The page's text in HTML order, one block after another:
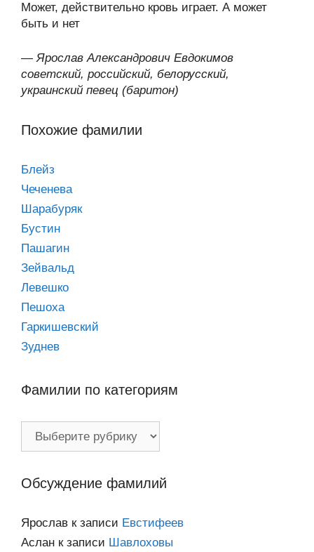
Может, действительно кровь играет. А может
быть и нет
— Ярослав Александрович Евдокимов
советский, российский, белорусский,
украинский певец (баритон)
Похожие фамилии
Блейз
Чеченева
Шарабуряк
Бустин
Пашагин
Зейвальд
Левешко
Пешоха
Гаркишевский
Зуднев
Фамилии по категориям
Обсуждение фамилий
Ярослав к записи Евстифеев
Аслан к записи Шавлоховы